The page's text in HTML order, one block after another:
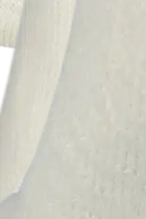
pakettiautomaattiin tai